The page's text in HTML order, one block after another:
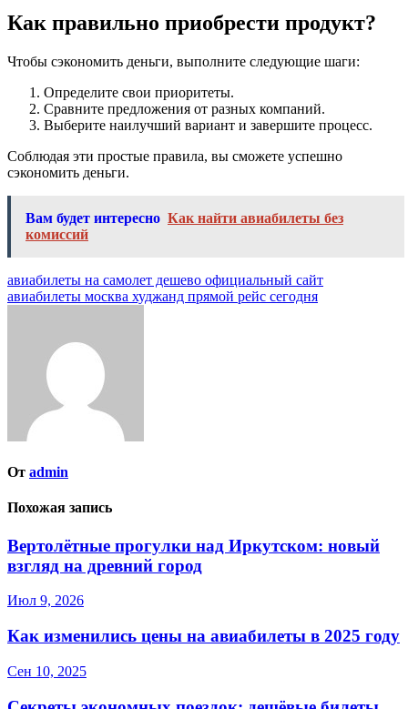
Как правильно приобрести продукт?
Чтобы сэкономить деньги, выполните следующие шаги:
Определите свои приоритеты.
Сравните предложения от разных компаний.
Выберите наилучший вариант и завершите процесс.
Соблюдая эти простые правила, вы сможете успешно
сэкономить деньги.
Вам будет интересно Как найти авиабилеты без
комиссий
Навигация
по
авиабилеты на самолет дешево официальный сайт
авиабилеты москва худжанд прямой рейс сегодня
От admin
Похожая запись
Вертолётные прогулки над Иркутском: новый
взгляд на древний город
Июл 9, 2026
Как изменились цены на авиабилеты в 2025 году
Сен 10, 2025